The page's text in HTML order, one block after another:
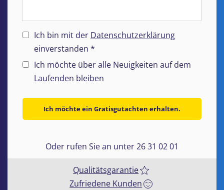
Ich bin mit der Datenschutzerklärung
einverstanden *
Ich möchte über alle Neuigkeiten auf dem
Laufenden bleiben
Ich möchte ein Gratisgutachten erhalten.
Oder rufen Sie an unter 26 31 02 01
Qualitätsgarantie
Zufriedene Kunden